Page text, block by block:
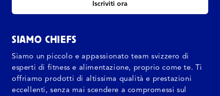
Iscriviti ora
SIAMO CHIEFS
Siamo un piccolo e appassionato team svizzero di
esperti di fitness e alimentazione, proprio come te. Ti
offriamo prodotti di altissima qualità e prestazioni
eccellenti, senza mai scendere a compromessi sul